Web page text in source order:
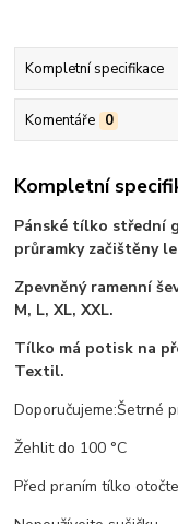
Kompletní specifikace
Komentáře 0
Kompletní
Pánské tílko střední
průramky začištěny
Zpevněný ramenní
M, L, XL, XXL.
Tílko má potisk na
Textil.
Doporučujeme:Šetrné
Žehlit do 100 °C
Před praním tílko otočte